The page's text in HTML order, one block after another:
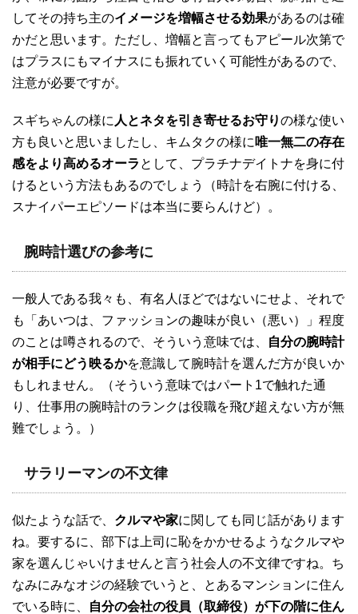
してその持ち主のイメージを増幅させる効果があるのは確
かだと思います。ただし、増幅と言ってもアピール次第で
はプラスにもマイナスにも振れていく可能性があるので、
注意が必要ですが。
スギちゃんの様に 人とネタを引き寄せるお守りの様な使い
方も良いと思いましたし、キムタクの様に 唯一無二の存在
感をより高めるオーラ として、プラチナデイトナを身に付
けるという方法もあるのでしょう（時計を右腕に付ける、
スナイパーエピソードは本当に要らんけど）。
腕時計選びの参考に
一般人である我々も、有名人ほどではないにせよ、それで
も「あいつは、ファッションの趣味が良い（悪い）」程度
のことは噂されるので、そういう意味では、
自分の腕時計
が相手にどう映るかを意識して腕時計を選んだ方が良いか
もしれません。（そういう意味ではパート1で触れた通
り、仕事用の腕時計のランクは役職を飛び超えない方が無
難でしょう。）
サラリーマンの不文律
似たような話で、 クルマや家に関しても同じ話があります
ね。要するに、部下は上司に恥をかかせるようなクルマや
家を選んじゃいけませんと言う社会人の不文律ですね。ち
なみにみなオジの経験でいうと、とあるマンションに住ん
でいる時に、
自分の会社の役員（取締役）が下の階に住ん